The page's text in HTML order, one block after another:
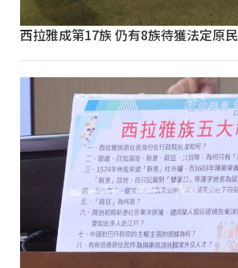
西拉雅成第17族 仍有8族待獲法定原